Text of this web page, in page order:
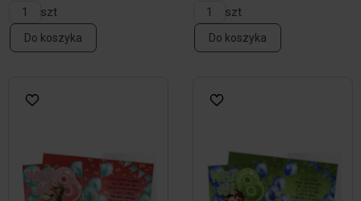
szt
Do koszyka
szt
Do koszyka